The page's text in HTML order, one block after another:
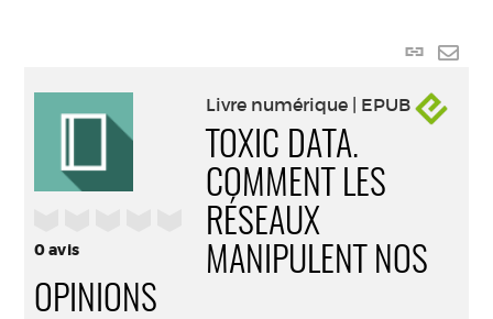
Lien
0avis
Livre numérique | EPUB
TOXIC DATA.
COMMENT LES
RÉSEAUX
MANIPULENT NOS
OPINIONS